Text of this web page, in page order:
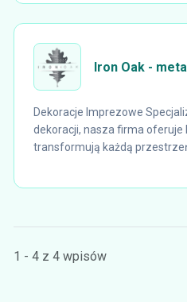
Iron Oak -
Dekoracje Imprezowe
dekoracji, nasza firma
transformują każdą przestrzeń
1 - 4 z 4 wpisów